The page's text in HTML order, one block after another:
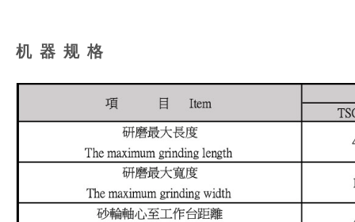
机 器 规 格